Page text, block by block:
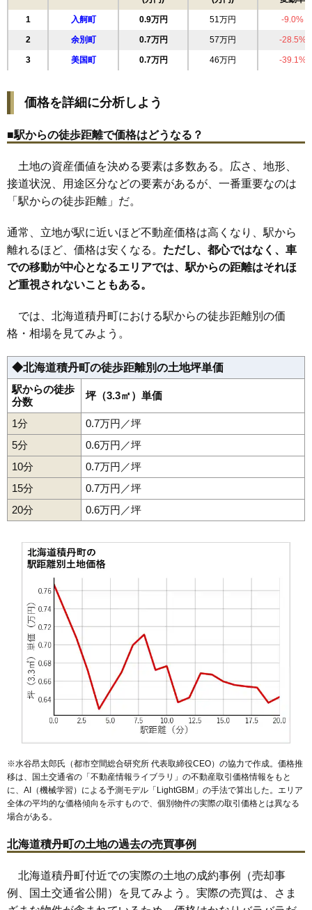
1 入舸町 0.9万円 51万円 -9.0%
2 余別町 0.7万円 57万円 -28.5%
3 美国町 0.7万円 46万円 -39.1%
価格を詳細に分析しよう
■駅からの徒歩距離で価格はどうなる？
土地の資産価値を決める要素は多数ある。広さ、地形、
接道状況、用途区分などの要素があるが、一番重要なのは
「駅からの徒歩距離」だ。
通常、立地が駅に近いほど不動産価格は高くなり、駅から
離れるほど、価格は安くなる。 ただし、都心ではなく、車
での移動が中心となるエリアでは、駅からの距離はそれほ
ど重視されないこともある。
では、北海道積丹町における駅からの徒歩距離別の価
格・相場を見てみよう。
◆北海道積丹町の徒歩距離別の土地坪単価
駅からの徒歩
分数
坪（3.3㎡）単価
1分
0.7万円／坪
5分
0.6万円／坪
10分
0.7万円／坪
15分
0.7万円／坪
20分
0.6万円／坪
※水谷昂太郎氏（都市空間総合研究所 代表取締役CEO）の協力で作成。価格推
移は、国土交通省の「不動産情報ライブラリ 」の不動産取引価格情報をもと
に、AI（機械学習）による予測モデル「LightGBM」の手法で算出した。エリア
全体の平均的な価格傾向を示すもので、個別物件の実際の取引価格とは異なる
場合がある。
北海道積丹町の土地の過去の売買事例
北海道積丹町付近での実際の土地の成約事例（売却事
例、国土交通省公開）を見てみよう。実際の売買は、さま